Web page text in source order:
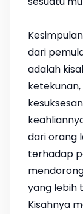
dari
adalah
dari orang
terhadap
yang lebih
Kisahnya